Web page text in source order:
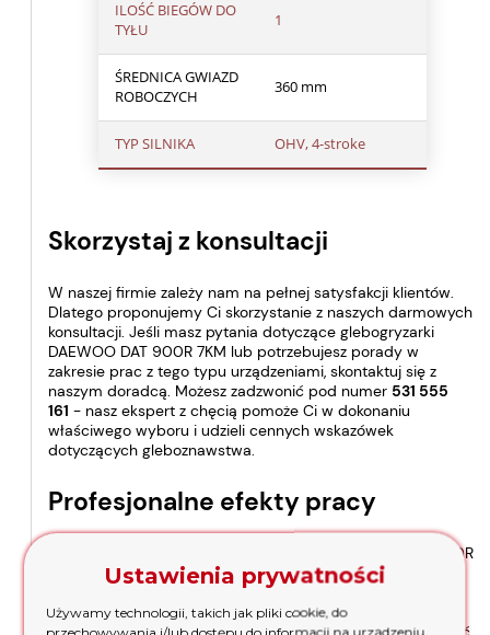
ILOŚĆ BIEGÓW DO
TYŁU
1
ŚREDNICA GWIAZD
ROBOCZYCH
360 mm
TYP SILNIKA OHV, 4-stroke
Skorzystaj z konsultacji
W naszej firmie zależy nam na pełnej satysfakcji klientów.
Dlatego proponujemy Ci skorzystanie z naszych darmowych
konsultacji. Jeśli masz pytania dotyczące glebogryzarki
DAEWOO DAT 900R 7KM lub potrzebujesz porady w
zakresie prac z tego typu urządzeniami, skontaktuj się z
naszym doradcą. Możesz zadzwonić pod numer 531 555
161 - nasz ekspert z chęcią pomoże Ci w dokonaniu
właściwego wyboru i udzieli cennych wskazówek
dotyczących gleboznawstwa.
Profesjonalne efekty pracy
Dzięki silnikowi DAEWOO serii OHV, glebogryzarka DAT 900R
7KM zapewnia niezwykłą moc i efektywność. Możesz być
pewny, że Twoje prace gleboznawcze zostaną wykonane
szybko i sprawnie. Rozbieralna przekładnia łańcuchowa
Ustawienia prywatności
Używamy technologii, takich jak pliki cookie, do
przechowywania i/lub dostępu do informacji na urządzeniu.